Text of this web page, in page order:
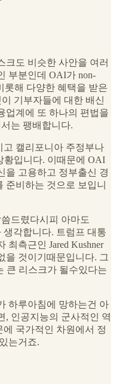
크도 비슷한 사안을 여러
부분인데 OAI가 non-
롯해 다양한 혜택을 받은
기부자들에 대한 배신
업계에 또 하나의 편법을
는 팽배합니다.
캘리포니아 주정부나
황입니다. 이때문에 OAI
을 고용하고 정부출신 경
준비하는 것으로 보입니
드렸다시피 아마도
생각합니다. 트럼프 대통
최측근인 Jared Kushner
을 것이기때문입니다. 그
큰 리스크가 될수있다는
하루아침에 망하는건 아
, 인공지능의 군사적인 역
국가적인 차원에서 정
는거죠.